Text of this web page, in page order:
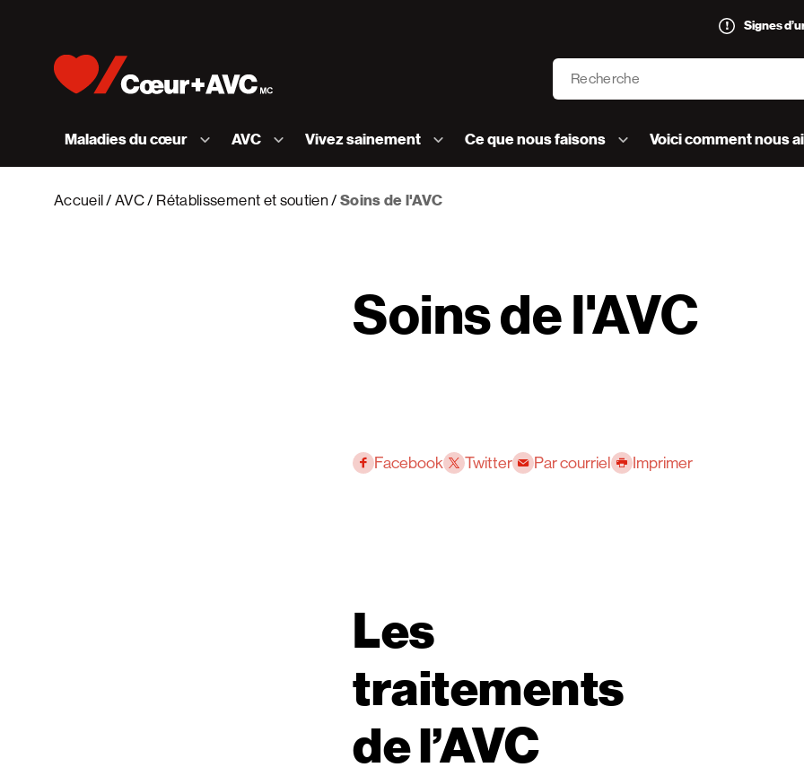
Signes
Recherche
Maladies du cœur AVC Vivez sainement Ce que nous faisons Voici comment nous
Accueil AVC Rétablissement et soutien Soins de l'AVC
Soins de l'AVC
Facebook Twitter Par courriel Imprimer
Les
traitements
de l’AVC